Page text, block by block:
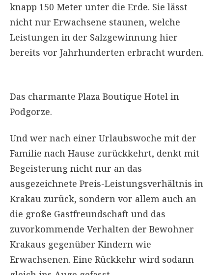
knapp 150 Meter unter die Erde. Sie lässt
nicht nur Erwachsene staunen, welche
Leistungen in der Salzgewinnung hier
bereits vor Jahrhunderten erbracht wurden.
Das charmante Plaza Boutique Hotel in
Podgorze.
Und wer nach einer Urlaubswoche mit der
Familie nach Hause zurückkehrt, denkt mit
Begeisterung nicht nur an das
ausgezeichnete Preis-Leistungsverhältnis in
Krakau zurück, sondern vor allem auch an
die große Gastfreundschaft und das
zuvorkommende Verhalten der Bewohner
Krakaus gegenüber Kindern wie
Erwachsenen. Eine Rückkehr wird sodann